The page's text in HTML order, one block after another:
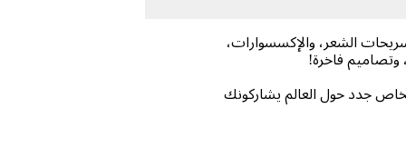
الشعر، والإكسسوارات،
وتصاميم فاخرة!
جدد حول العالم يشاركونك